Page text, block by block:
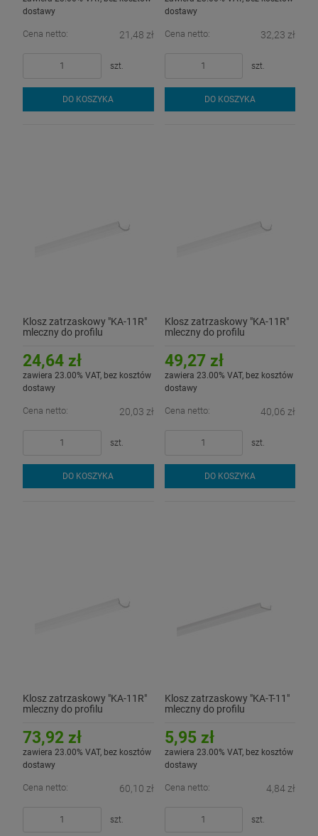
dostawy
Cena netto: 21,48 zł
szt.
DO KOSZYKA
dostawy
Cena netto: 32,23 zł
szt.
DO KOSZYKA
Klosz zatrzaskowy "KA-11R"
mleczny do profilu
24,64 zł
zawiera 23.00% VAT, bez kosztów
dostawy
Cena netto: 20,03 zł
szt.
DO KOSZYKA
Klosz zatrzaskowy "KA-11R"
mleczny do profilu
49,27 zł
zawiera 23.00% VAT, bez kosztów
dostawy
Cena netto: 40,06 zł
szt.
DO KOSZYKA
Klosz zatrzaskowy "KA-11R"
mleczny do profilu
73,92 zł
zawiera 23.00% VAT, bez kosztów
dostawy
Cena netto: 60,10 zł
szt.
Klosz zatrzaskowy "KA-T-11"
mleczny do profilu
5,95 zł
zawiera 23.00% VAT, bez kosztów
dostawy
Cena netto: 4,84 zł
szt.